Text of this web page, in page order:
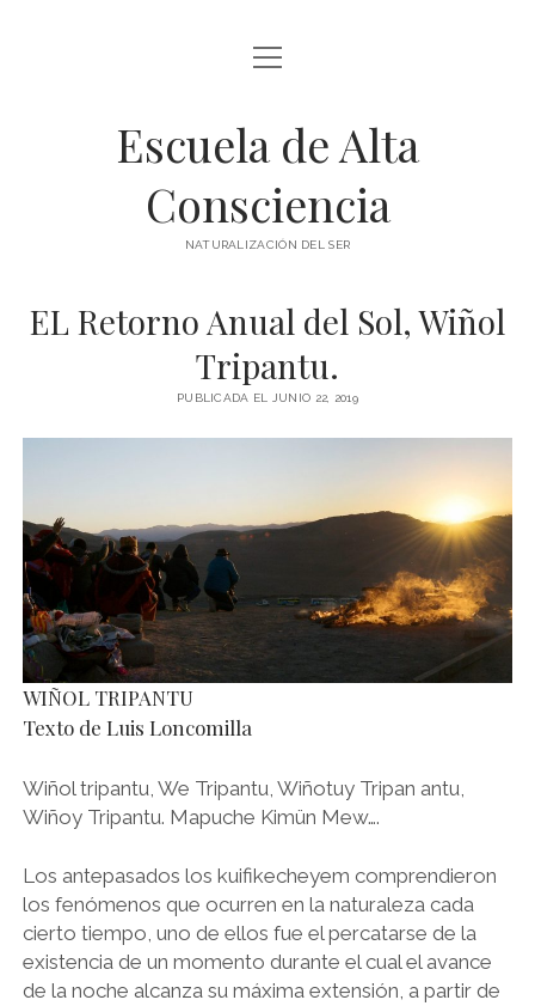
BLOG Y ARTÍCULOS
whatsapp
abrir
menú
Escuela de Alta
Consciencia
NATURALIZACIÓN DEL SER
EL Retorno Anual del Sol, Wiñol
Tripantu.
PUBLICADA EL JUNIO 22, 2019
WIÑOL TRIPANTU
Texto de Luis Loncomilla
Wiñol tripantu, We Tripantu, Wiñotuy Tripan antu,
Wiñoy Tripantu. Mapuche Kimün Mew….
Los antepasados los kuifikecheyem comprendieron
los fenómenos que ocurren en la naturaleza cada
cierto tiempo, uno de ellos fue el percatarse de la
existencia de un momento durante el cual el avance
de la noche alcanza su máxima extensión, a partir de